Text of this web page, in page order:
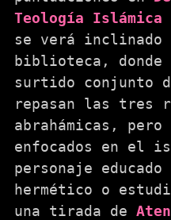
Teología Islámica
se verá inclinado
biblioteca, donde
surtido conjunto
repasan las tres
abrahámicas, pero
enfocados en el
personaje educado
hermético o
una tirada de